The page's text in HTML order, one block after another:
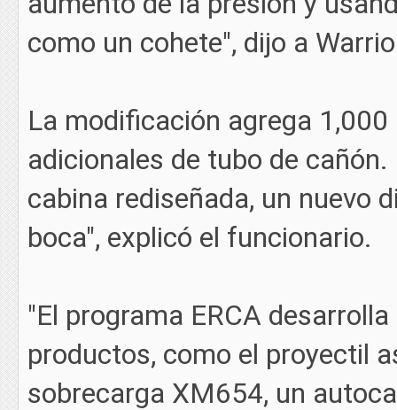
como un cohete", dijo a
La modificación agrega
adicionales de tubo de
cabina rediseñada, un nuevo
boca", explicó el funcionario.
"El programa ERCA
productos, como el proyectil
sobrecarga XM654, un